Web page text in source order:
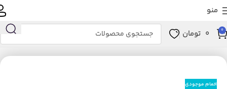
منو
0
0 تومان
خانه زیبایی و سلامت ابزار سلامت تجهیزات پزشکی
اتمام موجودی